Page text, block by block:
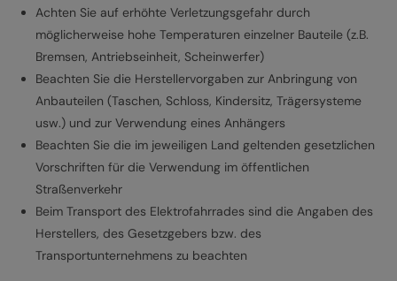
Achten Sie auf erhöhte Verletzungsgefahr durch
möglicherweise hohe Temperaturen einzelner Bauteile (z.B.
Bremsen, Antriebseinheit, Scheinwerfer)
Beachten Sie die Herstellervorgaben zur Anbringung von
Anbauteilen (Taschen, Schloss, Kindersitz, Trägersysteme
usw.) und zur Verwendung eines Anhängers
Beachten Sie die im jeweiligen Land geltenden gesetzlichen
Vorschriften für die Verwendung im öffentlichen
Straßenverkehr
Beim Transport des Elektrofahrrades sind die Angaben des
Herstellers, des Gesetzgebers bzw. des
Transportunternehmens zu beachten